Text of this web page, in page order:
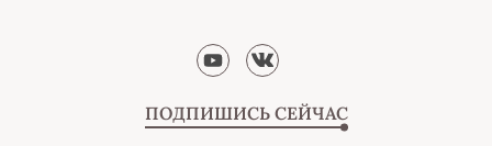
ПОДПИШИСЬ СЕЙЧАС